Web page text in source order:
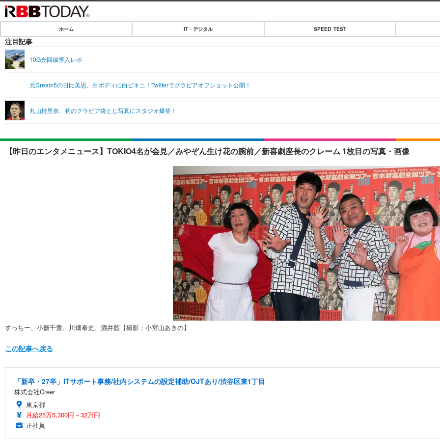
IT・デジタル
ショッピング
エンタメTOP
音楽
グラビア
ショッピング
ライフ
ライフTOP
ペット
その他
リリース一覧
ホーム IT・デジタル SPEED TEST
注目記事
10G光回線導入レポ
元Dream5の日比美思、白ボディに白ビキニ！Twitterでグラビアオフショット公開！
丸山桂里奈、初のグラビア袋とじ写真にスタジオ爆笑！
【昨日のエンタメニュース】TOKIO4名が会見／みやぞん生け花の腕前／新喜劇座長のクレーム 1枚目の写真・画像
すっちー、小籔千豊、川畑泰史、酒井藍【撮影：小宮山あきの】
この記事へ戻る
「新卒・27卒」ITサポート事務/社内システムの設定補助/OJTあり/渋谷区東1丁目
株式会社Creer
東京都
月給25万5,300円～32万円
正社員